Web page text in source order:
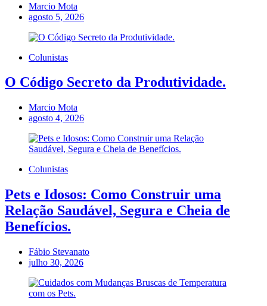
Marcio Mota
agosto 5, 2026
Colunistas
O Código Secreto da Produtividade.
Marcio Mota
agosto 4, 2026
Colunistas
Pets e Idosos: Como Construir uma
Relação Saudável, Segura e Cheia de
Benefícios.
Fábio Stevanato
julho 30, 2026